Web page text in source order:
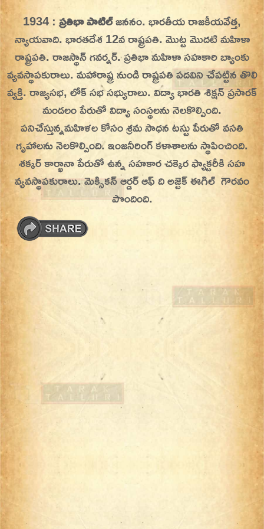
Skip
to
content
On This Day
Today in History | On This Day | This Day in
History | Today in India | What Happened
Today in India | Charitralo eroju | charitra lo
eroju |
1934 :ప్రతిభా పాటిల్జననం. భారతీయ రాజకీయవేత్త,
న్యాయవాది. భారతదేశ 12వ రాష్ట్రపతి. మొట్ట మొదటి మహిళా
రాష్ట్రపతి. రాజస్థాన్ గవర్నర్‌. ప్రతిభా మహిళా సహకారి బ్యాంకు
వ్యవస్థాపకురాలు.మహారాష్ట్ర నుండి రాష్ట్రపతి పదవిని చేపట్టిన తొలి
వ్యక్తి. రాజ్యసభ, లోక్ సభ సభ్యురాలు. విద్యా భారతి శిక్షన్ ప్రసారక్
మండలం పేరుతో విద్యా సంస్థలను నెలకొల్పింది.
పనిచేస్తున్నమహిళల కోసం శ్రమ సాధన టస్టు పేరుతో వసతి
గృహాలను నెలకొల్పింది. ఇంజనీరింగ్ కళాశాలను స్థాపించింది.
శక్కర్ కార్ఖానా పేరుతో ఉన్న సహకార చక్కెర ఫ్యాక్టరీకి సహ
వ్యవస్థాపకురాలు. మెక్సికన్ ఆర్డర్ ఆఫ్ ది అజ్టెక్ ఈగిల్ గౌరవం
పొందింది.